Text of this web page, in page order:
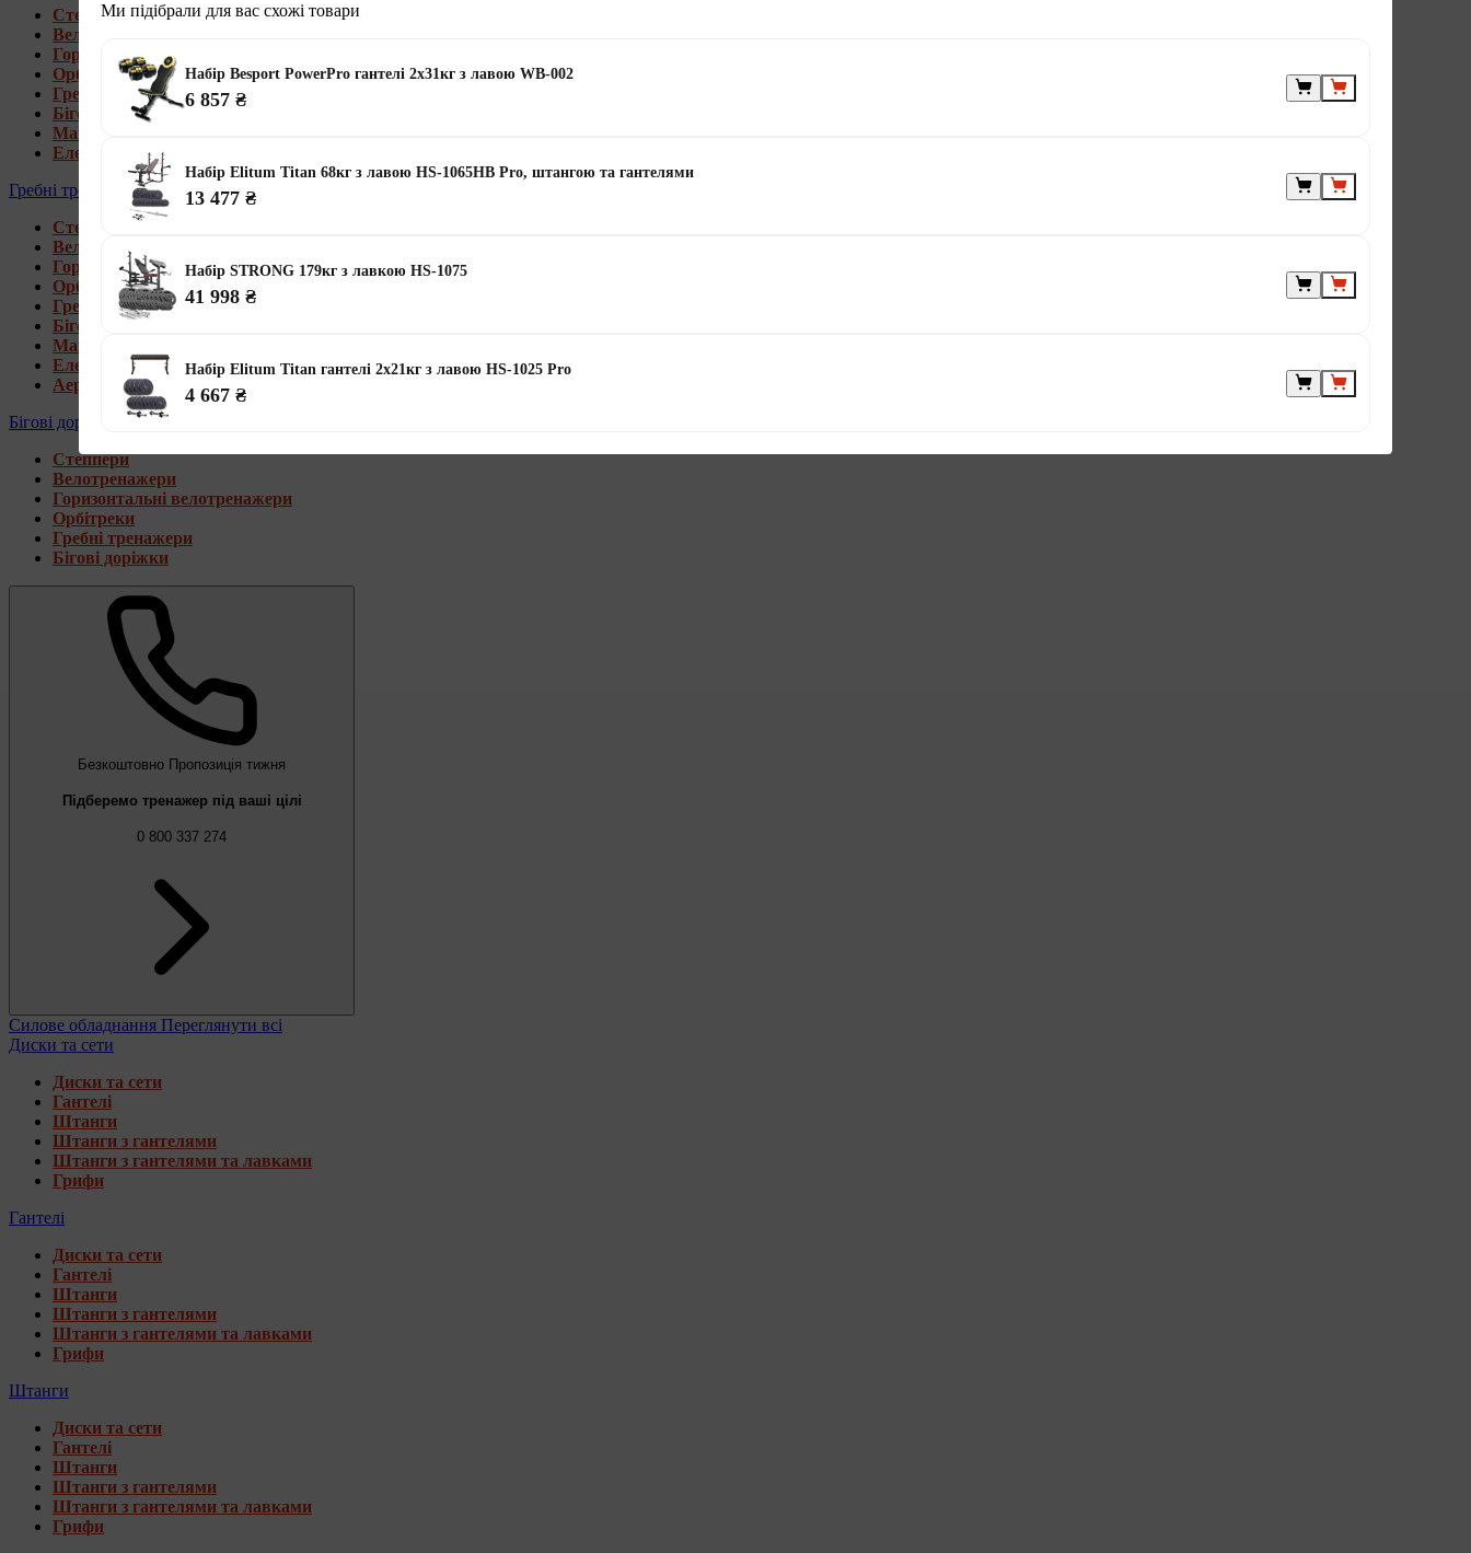
Степпери
Велотренажери
Горизонтальні велотренажери
Орбітреки
Гребні тренажери
Бігові доріжки
Магнітні орбітреки
Електромагнітні орбітреки
Гребні тренажери
Степпери
Велотренажери
Горизонтальні велотренажери
Орбітреки
Гребні тренажери
Бігові доріжки
Магнітні гребні тренажери
Електромагнітні гребні тренажери
Аеромагнітні гребні тренажери
Бігові доріжки
Степпери
Велотренажери
Горизонтальні велотренажери
Орбітреки
Гребні тренажери
Бігові доріжки
Безкоштовно Пропозиція тижня
Підберемо тренажер під ваші цілі
0 800 337 274
Силове обладнання Переглянути всі
Диски та сети
Диски та сети
Гантелі
Штанги
Штанги з гантелями
Штанги з гантелями та лавками
Грифи
Гантелі
Диски та сети
Гантелі
Штанги
Штанги з гантелями
Штанги з гантелями та лавками
Грифи
Штанги
Диски та сети
Гантелі
Штанги
Штанги з гантелями
Штанги з гантелями та лавками
Грифи
Ми підібрали для вас схожі товари
Набір Besport PowerPro гантелі 2х31кг з лавою WB-002
6 857 ₴
Набір Elitum Titan 68кг з лавою HS-1065HB Pro, штангою та гантелями
13 477 ₴
Набір STRONG 179кг з лавкою HS-1075
41 998 ₴
Набір Elitum Titan гантелі 2х21кг з лавою HS-1025 Pro
4 667 ₴